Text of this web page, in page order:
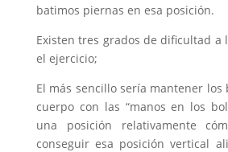
batimos piernas en esa posición.
Existen tres grados de dificultad a
el ejercicio;
El más sencillo sería mantener los
cuerpo con las “manos en los
una posición relativamente
conseguir esa posición vertical